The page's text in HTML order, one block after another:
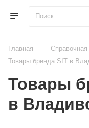
Главная —
Товары бренда SIT в
Товары
в